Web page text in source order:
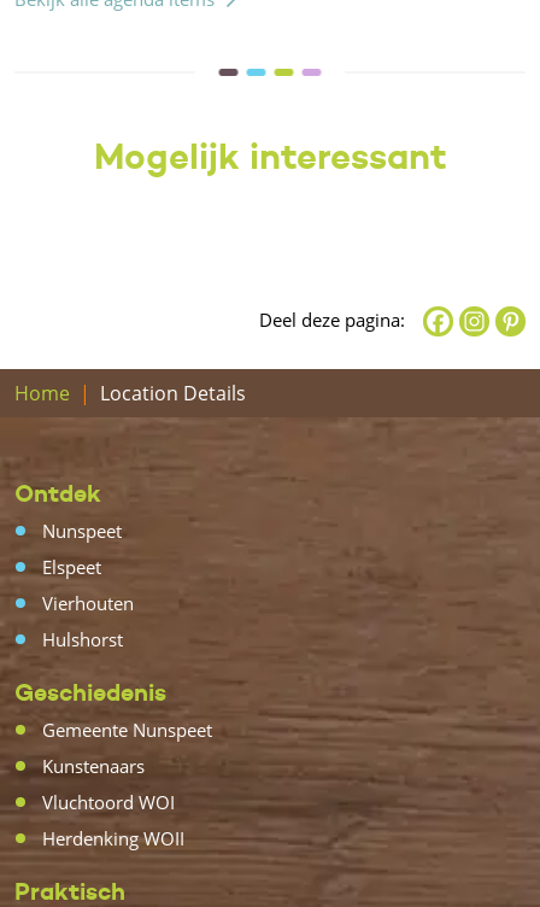
Mogelijk interessant
Deel deze pagina:
Home Location Details
Ontdek
Nunspeet
Elspeet
Vierhouten
Hulshorst
Geschiedenis
Gemeente Nunspeet
Kunstenaars
Vluchtoord WOI
Herdenking WOII
Praktisch